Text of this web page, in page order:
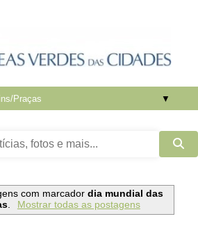
▼
com marcador dia mundial das
. Mostrar todas as postagens